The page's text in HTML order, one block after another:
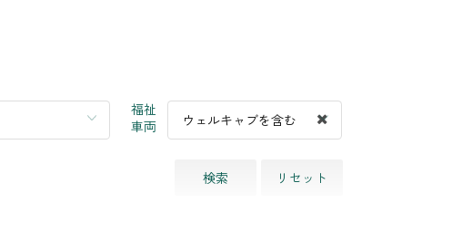
福祉
車両
ウェルキャブを含む
検索 リセット